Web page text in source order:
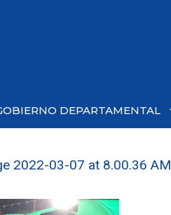
DEPARTAMENTAL
2022-03-07 at 8.00.36 AM